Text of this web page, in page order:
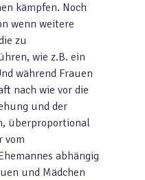
kämpfen. Noch
wenn weitere
zu
wie z.B. ein
während Frauen
nach wie vor die
und der
überproportional
vom
abhängig
und Mädchen